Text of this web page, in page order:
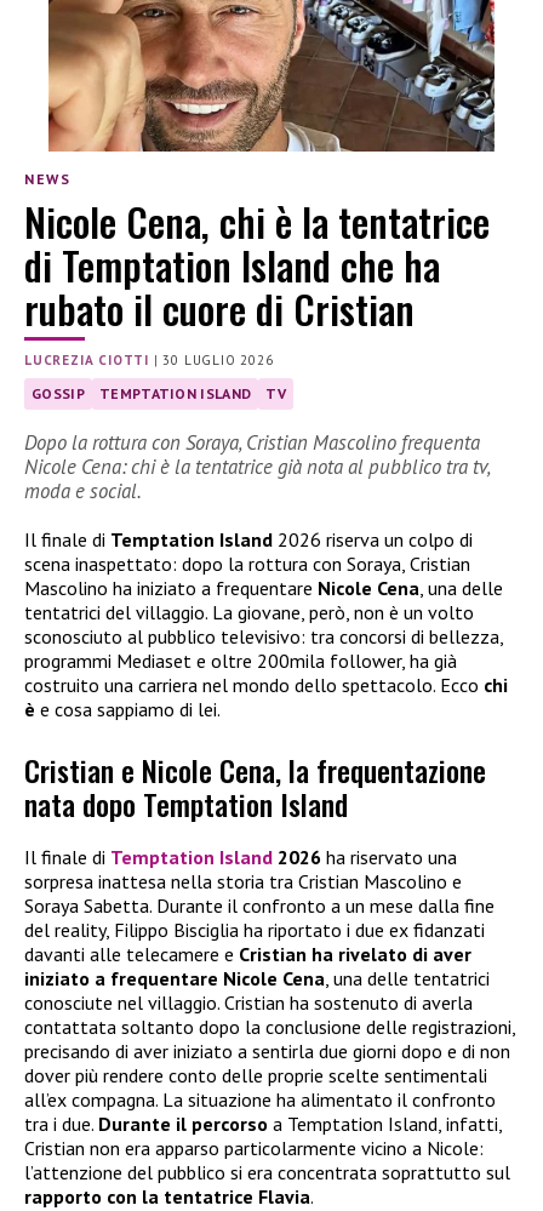
NEWS
Nicole Cena, chi è la tentatrice
di Temptation Island che ha
rubato il cuore di Cristian
LUCREZIA CIOTTI |30 LUGLIO 2026
GOSSIP TEMPTATION ISLAND TV
Dopo la rottura con Soraya, Cristian Mascolino frequenta
Nicole Cena: chi è la tentatrice già nota al pubblico tra tv,
moda e social.
Il finale di Temptation Island 2026 riserva un colpo di
scena inaspettato: dopo la rottura con Soraya, Cristian
Mascolino ha iniziato a frequentare Nicole Cena , una delle
tentatrici del villaggio. La giovane, però, non è un volto
sconosciuto al pubblico televisivo: tra concorsi di bellezza,
programmi Mediaset e oltre 200mila follower, ha già
costruito una carriera nel mondo dello spettacolo. Ecco chi
è e cosa sappiamo di lei.
Cristian e Nicole Cena, la frequentazione
nata dopo Temptation Island
Il finale di Temptation Island 2026 ha riservato una
sorpresa inattesa nella storia tra Cristian Mascolino e
Soraya Sabetta. Durante il confronto a un mese dalla fine
del reality, Filippo Bisciglia ha riportato i due ex fidanzati
davanti alle telecamere e Cristian ha rivelato di aver
iniziato a frequentare Nicole Cena, una delle tentatrici
conosciute nel villaggio. Cristian ha sostenuto di averla
contattata soltanto dopo la conclusione delle registrazioni,
precisando di aver iniziato a sentirla due giorni dopo e di non
dover più rendere conto delle proprie scelte sentimentali
all’ex compagna. La situazione ha alimentato il confronto
tra i due. Durante il percorso a Temptation Island, infatti,
Cristian non era apparso particolarmente vicino a Nicole:
l’attenzione del pubblico si era concentrata soprattutto sul
rapporto con la tentatrice Flavia.